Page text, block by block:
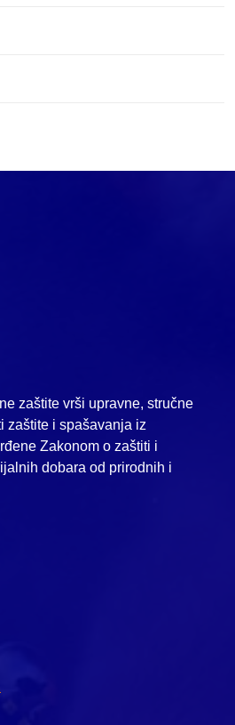
zaštite vrši upravne, stručne
zaštite i spašavanja iz
Zakonom o zaštiti i
dobara od prirodnih i